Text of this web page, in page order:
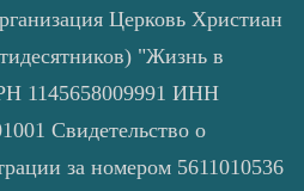
Церковь Христиан
"Жизнь в
1145658009991 ИНН
Свидетельство о
за номером 5611010536